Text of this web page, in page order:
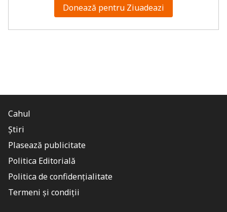
Donează pentru Ziuadeazi
Cahul
Știri
Plasează publicitate
Politica Editorială
Politica de confidențialitate
Termeni și condiții